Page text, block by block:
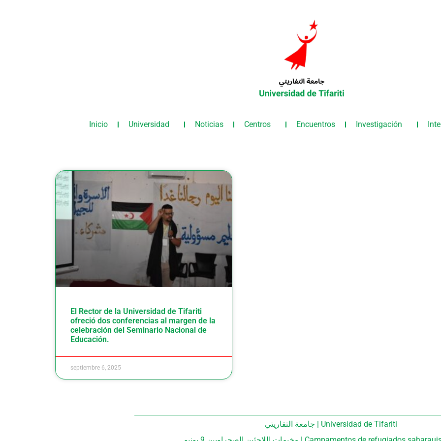
Inicio Universidad Noticias Centros Encuentros Investigación
El Rector de la Universidad de Tifariti
ofreció dos conferencias al margen de la
celebración del Seminario Nacional de
Educación.
septiembre 6, 2025
جامعة التفاريتي | Universidad de Tifariti